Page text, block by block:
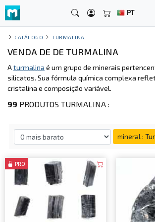
PT
CATÁLOGO TURMALINA
VENDA DE DE TURMALINA
Aturmalina é um grupo de minerais
silicatos. Sua fórmula química complexa
cristalina e composição variável.
99 PRODUTOS TURMALINA :
mineral :
PRO